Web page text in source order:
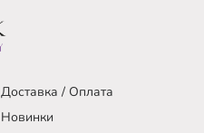
Доставка / Оплата
Новинки